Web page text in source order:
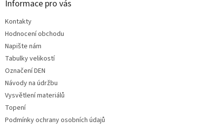
Informace pro vás
Kontakty
Hodnocení obchodu
Napište nám
Tabulky velikostí
Označení DEN
Návody na údržbu
Vysvětlení materiálů
Topení
Podmínky ochrany osobních údajů